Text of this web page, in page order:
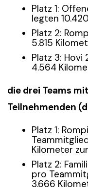
Platz 1:
legten
Platz 2:
5.815
Platz 3: Hovi
4.564
die drei Teams
Teilnehmenden
Platz 1:
Kilometer
Platz 2:
pro
3.666